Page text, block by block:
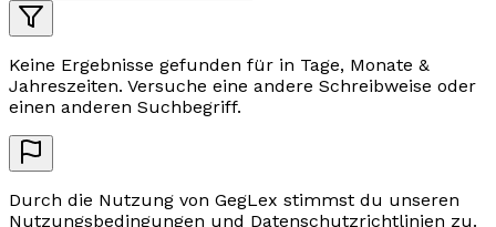
Keine Ergebnisse gefunden für in Tage, Monate &
Jahreszeiten. Versuche eine andere Schreibweise oder
einen anderen Suchbegriff.
Durch die Nutzung von GegLex stimmst du unseren
Nutzungsbedingungen und Datenschutzrichtlinien zu.